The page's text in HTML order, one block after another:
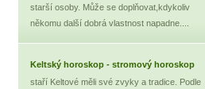
starší osoby. Může se doplňovat,kdykoliv
někomu další dobrá vlastnost napadne....
Keltský horoskop - stromový horoskop
staří Keltové měli své zvyky a tradice. Podle